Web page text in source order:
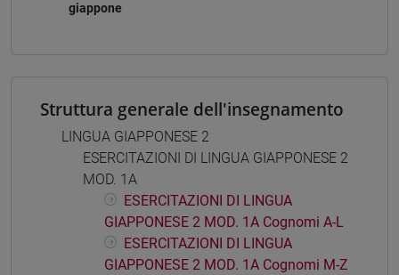
giappone
Struttura generale dell'insegnamento
LINGUA GIAPPONESE 2
ESERCITAZIONI DI LINGUA GIAPPONESE 2
MOD. 1A
ESERCITAZIONI DI LINGUA
GIAPPONESE 2 MOD. 1A Cognomi A-L
ESERCITAZIONI DI LINGUA
GIAPPONESE 2 MOD. 1A Cognomi M-Z